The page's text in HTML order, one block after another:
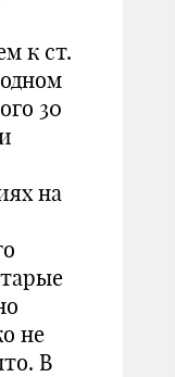
к ст.
30
на
не
В